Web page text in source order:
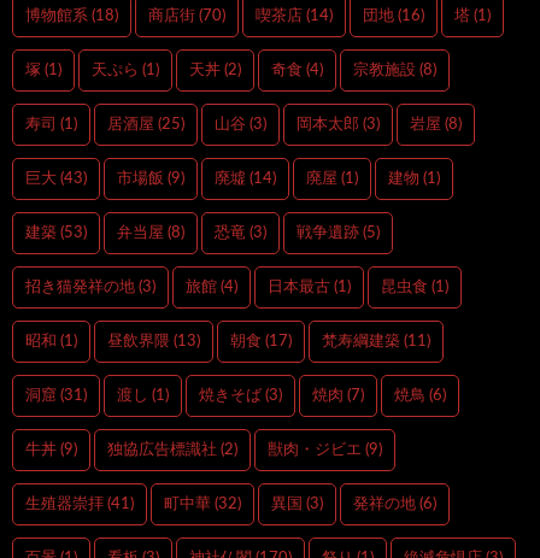
博物館系 (18) 商店街 (70) 喫茶店 (14) 団地 (16) 塔 (1)
塚 (1) 天ぷら (1) 天丼 (2) 奇食 (4) 宗教施設 (8)
寿司 (1) 居酒屋 (25) 山谷 (3) 岡本太郎 (3) 岩屋 (8)
巨大 (43) 市場飯 (9) 廃墟 (14) 廃屋 (1) 建物 (1)
建築 (53) 弁当屋 (8) 恐竜 (3) 戦争遺跡 (5)
招き猫発祥の地 (3) 旅館 (4) 日本最古 (1) 昆虫食 (1)
昭和 (1) 昼飲界隈 (13) 朝食 (17) 梵寿綱建築 (11)
洞窟 (31) 渡し (1) 焼きそば (3) 焼肉 (7) 焼鳥 (6)
牛丼 (9) 独協広告標識社 (2) 獣肉・ジビエ (9)
生殖器崇拝 (41) 町中華 (32) 異国 (3) 発祥の地 (6)